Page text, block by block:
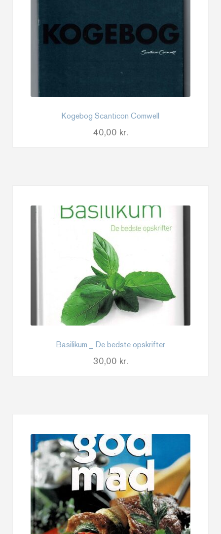
Kogebog Scanticon Comwell
40,00 kr.
Basilikum _ De bedste opskrifter
30,00 kr.